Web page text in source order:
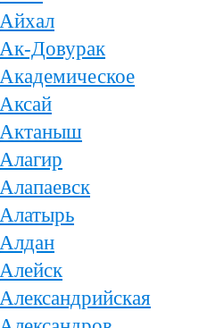
Айхал
Ак-Довурак
Академическое
Аксай
Актаныш
Алагир
Алапаевск
Алатырь
Алдан
Алейск
Александрийская